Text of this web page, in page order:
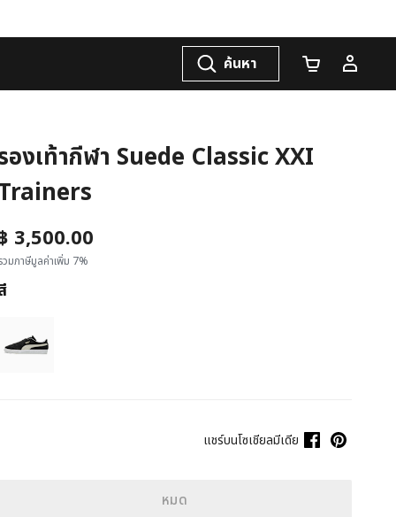
ค้นหา จำนวนรถเข็น
องเท้ากีฬา Suede Classic XXI
3,500.00
วมภาษีมูลค่าเพิ่ม 7%
แชร์บนโซเชียลมีเดีย
หมด